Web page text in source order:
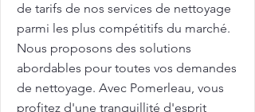
de tarifs de nos services de nettoyage
parmi les plus compétitifs du marché.
Nous proposons des solutions
abordables pour toutes vos demandes
de nettoyage. Avec Pomerleau, vous
profitez d'une tranquillité d'esprit